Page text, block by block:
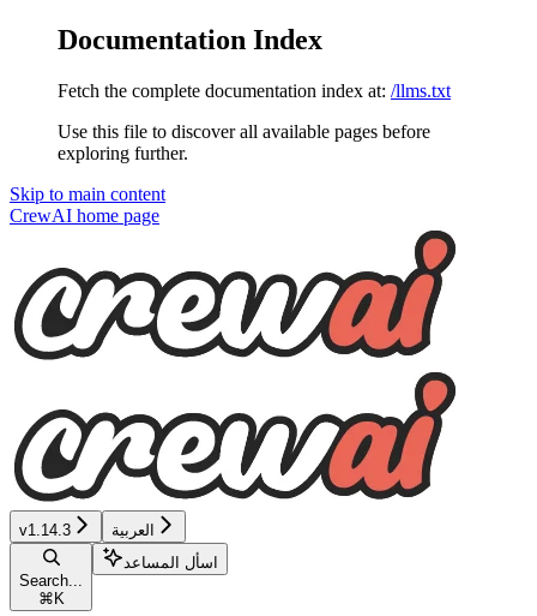
Documentation Index
Fetch the complete documentation index at: /llms.txt
Use this file to discover all available pages before
exploring further.
Skip to main content
CrewAI home page
v1.14.3 العربية
Search...
⌘ K
اسأل المساعد